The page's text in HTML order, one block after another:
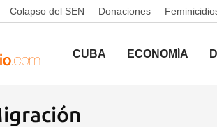
Colapso del SEN Donaciones
CUBA ECONOMÍA